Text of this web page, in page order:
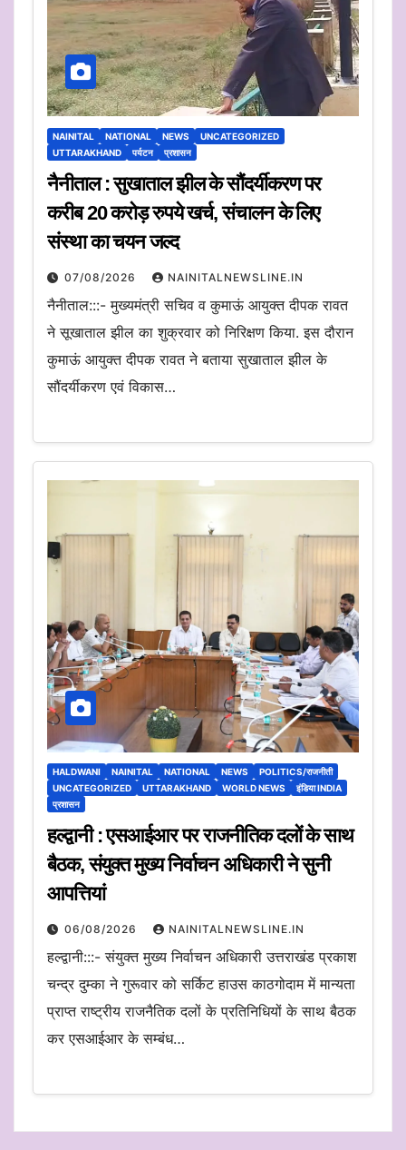
NAINITAL NATIONAL NEWS
UNCATEGORIZED
UTTARAKHAND
पर्यटन प्रशासन
नैनीताल : सुखाताल झील के सौंदर्यीकरण पर
करीब 20 करोड़ रुपये खर्च, संचालन के लिए
संस्था का चयन जल्द
07/08/2026 NAINITALNEWSLINE.IN
नैनीताल:::- मुख्यमंत्री सचिव व कुमाऊं आयुक्त दीपक रावत
ने सूखाताल झील का शुक्रवार को निरिक्षण किया. इस दौरान
कुमाऊं आयुक्त दीपक रावत ने बताया सुखाताल झील के
सौंदर्यीकरण एवं विकास…
HALDWANI NAINITAL NATIONAL NEWS
POLITICS/राजनीती
UNCATEGORIZED
UTTARAKHAND WORLD NEWS
इंडिया INDIA
प्रशासन
हल्द्वानी : एसआईआर पर राजनीतिक दलों के साथ
बैठक, संयुक्त मुख्य निर्वाचन अधिकारी ने सुनी
आपत्तियां
06/08/2026 NAINITALNEWSLINE.IN
हल्द्वानी:::- संयुक्त मुख्य निर्वाचन अधिकारी उत्तराखंड प्रकाश
चन्द्र दुम्का ने गुरूवार को सर्किट हाउस काठगोदाम में मान्यता
प्राप्त राष्ट्रीय राजनैतिक दलों के प्रतिनिधियों के साथ बैठक
कर एसआईआर के सम्बंध…